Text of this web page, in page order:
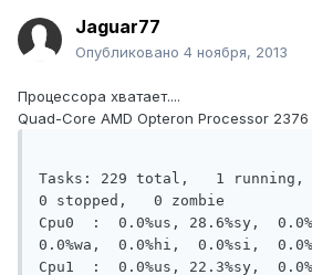
Jaguar77
Опубликовано 4 ноября, 2013
Процессора хватает....
Quad-Core AMD Opteron Processor 2376
Tasks: 229 total,   1 running,
0 stopped,   0 zombie
Cpu0  :  0.0%us, 28.6%sy,
0.0%wa,  0.0%hi,  0.0%si,
Cpu1  :  0.0%us, 22.3%sy,